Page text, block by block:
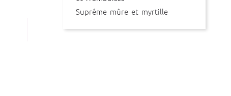
Suprême mûre et myrtille